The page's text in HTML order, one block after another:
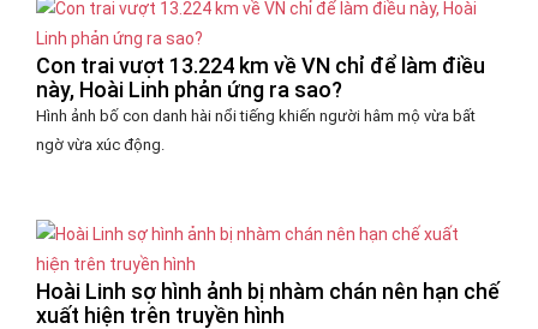
Con trai vượt 13.224 km về VN chỉ để làm điều
này, Hoài Linh phản ứng ra sao?
Hình ảnh bố con danh hài nổi tiếng khiến người hâm mộ vừa bất
ngờ vừa xúc động.
Hoài Linh sợ hình ảnh bị nhàm chán nên hạn chế
xuất hiện trên truyền hình